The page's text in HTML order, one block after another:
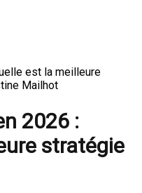
est la meilleure
Mailhot
2026 :
stratégie